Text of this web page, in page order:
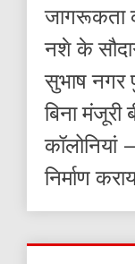
जागरूकता
नशे के
सुभाष नगर
बिना मंजूरी
कॉलोनियां
निर्माण